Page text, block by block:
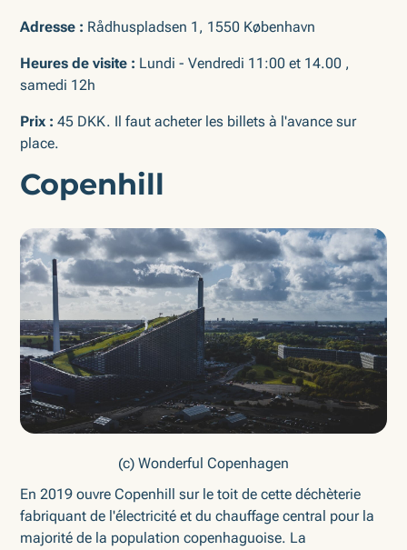
Adresse : Rådhuspladsen 1, 1550 København
Heures de visite : Lundi - Vendredi 11:00 et 14.00 ,
samedi 12h
Prix : 45 DKK. Il faut acheter les billets à l'avance sur
place.
Copenhill
(c) Wonderful Copenhagen
En 2019 ouvre Copenhill sur le toit de cette déchèterie
fabriquant de l'électricité et du chauffage central pour la
majorité de la population copenhaguoise. La